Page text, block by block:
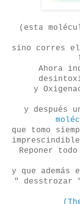
(esta
sino corres
Ahora
y
y después
que tomo
Reponer
y que además
" desstrozar